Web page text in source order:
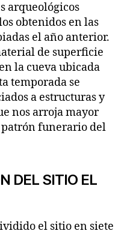
arqueológicos
obtenidos en las
el año anterior.
de superficie
la cueva ubicada
temporada se
a estructuras y
nos arroja mayor
funerario del
DEL SITIO EL
el sitio en siete